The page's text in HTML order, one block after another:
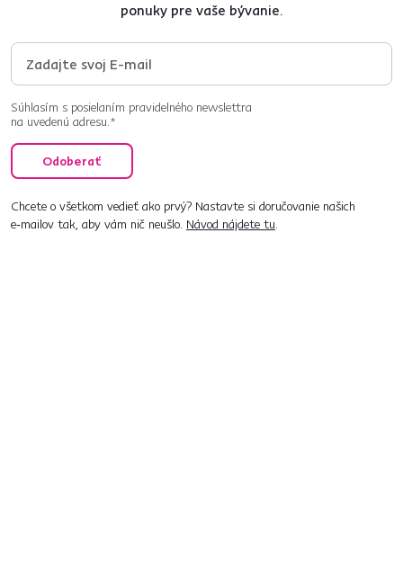
ponuky pre vaše bývanie.
Súhlasím s posielaním pravidelného newslettra
na uvedenú adresu.*
Odoberať
Chcete o všetkom vedieť ako prvý? Nastavte si doručovanie našich
e‑mailov tak, aby vám nič neušlo. Návod nájdete tu.